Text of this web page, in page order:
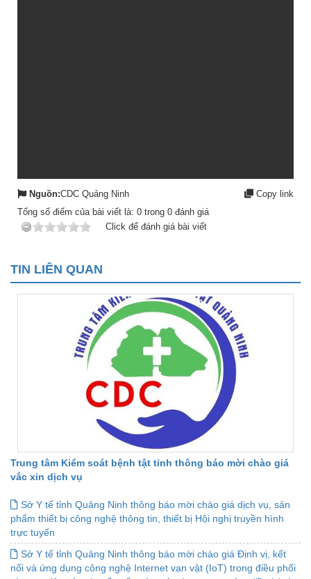
Nguồn:CDC Quảng Ninh
Copy link
Tổng số điểm của bài viết là: 0 trong 0 đánh giá
Click để đánh giá bài viết
TIN LIÊN QUAN
Trung tâm Kiểm soát bệnh tật tỉnh thông báo mời chào giá
vắc xin dịch vụ
Sở Y tế tỉnh Quảng Ninh thông báo mời chào giá dịch vụ, sản
phẩm thiết bị công nghệ thông tin, thiết bị Hội nghị truyền hình
trực tuyến
Sở Y tế tỉnh Quảng Ninh thông báo mời chào giá Định vị, kết
nối và ứng dụng công nghệ Internet vạn vật (IoT) trong điều phối